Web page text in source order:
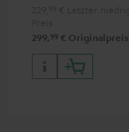
299, 99 € Originalpreis